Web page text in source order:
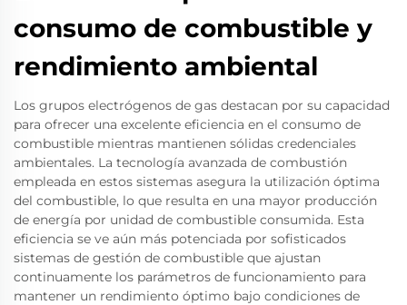
consumo de combustible y
rendimiento ambiental
Los grupos electrógenos de gas destacan por su capacidad
para ofrecer una excelente eficiencia en el consumo de
combustible mientras mantienen sólidas credenciales
ambientales. La tecnología avanzada de combustión
empleada en estos sistemas asegura la utilización óptima
del combustible, lo que resulta en una mayor producción
de energía por unidad de combustible consumida. Esta
eficiencia se ve aún más potenciada por sofisticados
sistemas de gestión de combustible que ajustan
continuamente los parámetros de funcionamiento para
mantener un rendimiento óptimo bajo condiciones de